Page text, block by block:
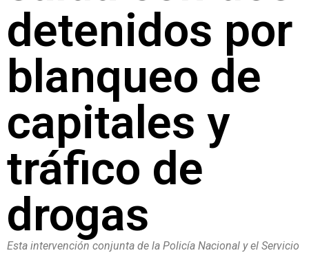
detenidos por
blanqueo de
capitales y
tráfico de
drogas
Esta intervención conjunta de la Policía Nacional y el Servicio